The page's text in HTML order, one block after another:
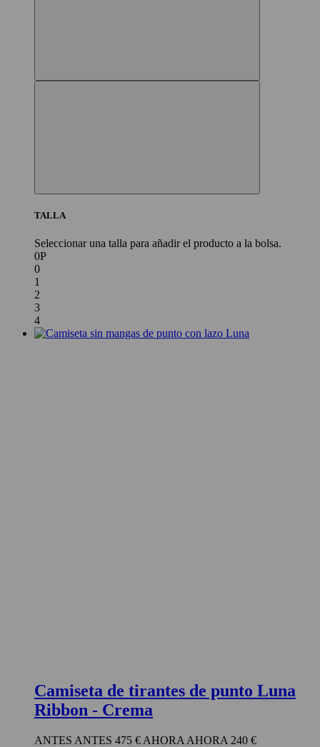
TALLA
Seleccionar una talla para añadir el producto a la bolsa.
0P
0
1
2
3
4
Camiseta de tirantes de punto Luna
Ribbon - Crema
475 € 240 €